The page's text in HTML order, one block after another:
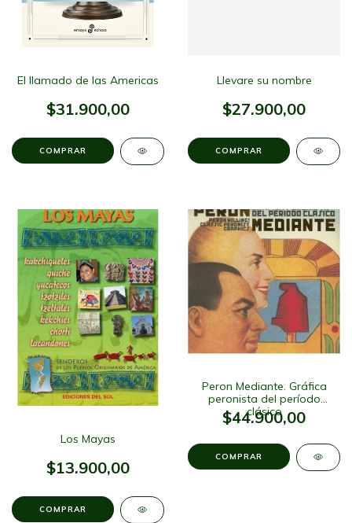
El llamado de las Americas
$31.900,00
Llevare su nombre
$27.900,00
Los Mayas
$13.900,00
Peron Mediante. Gráfica
peronista del período
clásico
$44.900,00